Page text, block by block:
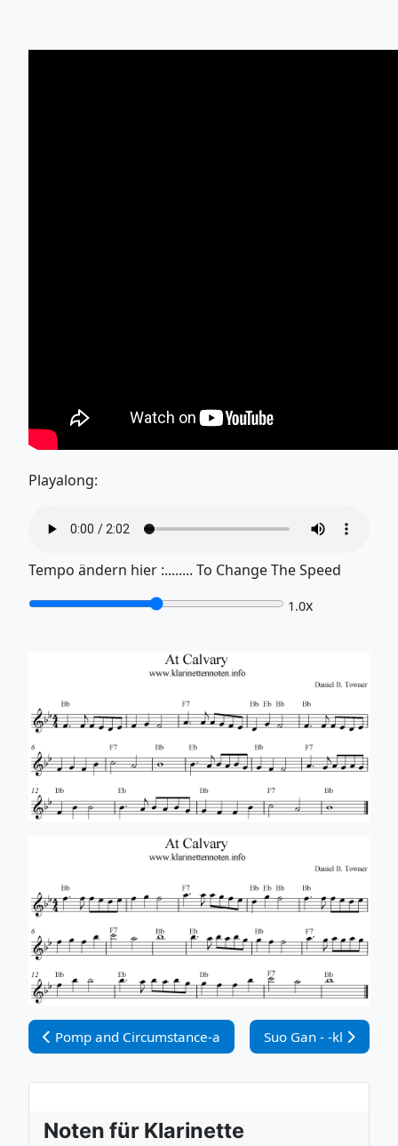
Playalong:
Tempo ändern hier :........ To Change The Speed
1.0x
Vorheriger Beitrag: Pomp and Circumstance-a
Pomp and Circumstance-a Nächster Beitrag:
Suo Gan - -kl
Noten für Klarinette